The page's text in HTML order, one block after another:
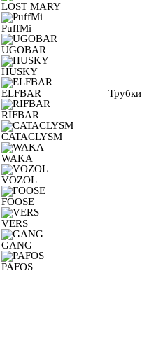
LOST MARY
PuffMi
UGOBAR
HUSKY
ELFBAR
RIFBAR
CATACLYSM
WAKA
VOZOL
FOOSE
VERS
GANG
PAFOS
Трубки